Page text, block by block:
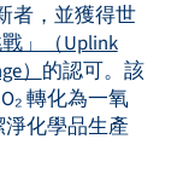
者，並獲得世
」（Uplink
）的認可。該
轉化為一氧
化學品生產